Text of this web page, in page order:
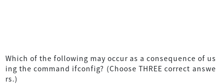
Which of the following may occur as a consequence of us
ing the command ifconfig? (Choose THREE correct answe
rs.)